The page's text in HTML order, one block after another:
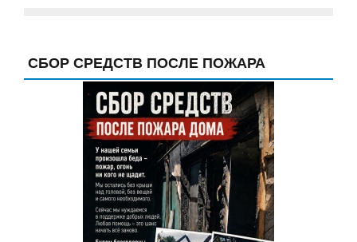
СБОР СРЕДСТВ ПОСЛЕ ПОЖАРА